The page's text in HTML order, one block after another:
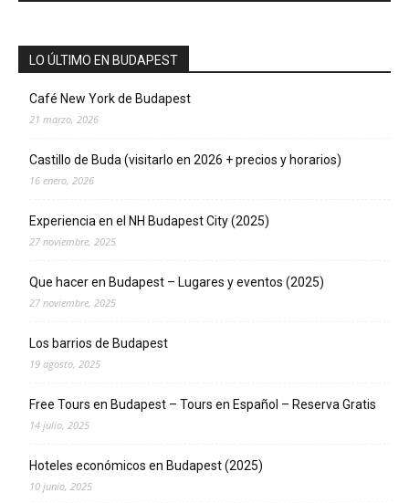
LO ÚLTIMO EN BUDAPEST
Café New York de Budapest
21 marzo, 2026
Castillo de Buda (visitarlo en 2026 + precios y horarios)
16 enero, 2026
Experiencia en el NH Budapest City (2025)
27 noviembre, 2025
Que hacer en Budapest – Lugares y eventos (2025)
27 noviembre, 2025
Los barrios de Budapest
19 agosto, 2025
Free Tours en Budapest – Tours en Español – Reserva Gratis
14 julio, 2025
Hoteles económicos en Budapest (2025)
10 junio, 2025